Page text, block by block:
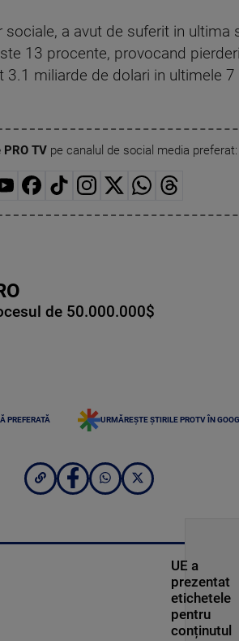
sociale, a avut de suferit in
13 procente, provocand
miliarde de dolari in ultimele
TVpe canalul de social media preferat:
de 50.000.000$
PREFERATĂ URMĂREȘTE ȘTIRILE PROTV ÎN
UE a
prezentat
etichetele
pentru
conținutul